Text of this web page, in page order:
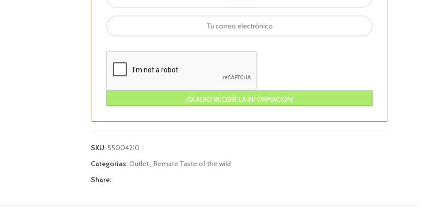
SKU: 55004210
Categorías:Outlet, Remate Taste of the wild
Share: